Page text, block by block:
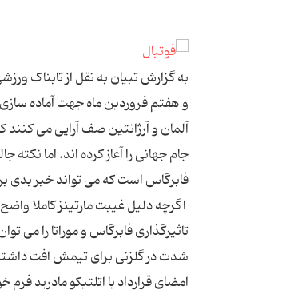
به گزارش تبیان به نقل از تابناک
و هفتم فروردین ماه جهت آماده
آلمان و آرژانتین صف آرایی می کنند
جام جهانی را آغاز کرده اند. اما نکته
فابرگاس است که می تواند خبر
اگرچه دلیل غیبت مارتینز کاملا
تاثیرگذاری فابرگاس و موراتا را
امضای قرارداد با اتلتیکو مادرید